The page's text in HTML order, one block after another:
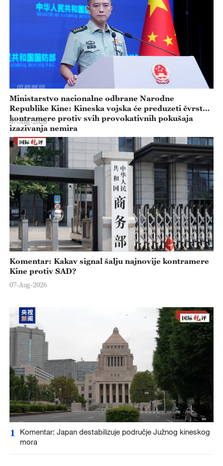
Ministarstvo nacionalne odbrane Narodne
Republike Kine: Kineska vojska će preduzeti čvrste
kontramere protiv svih provokativnih pokušaja
izazivanja nemira
07-Aug-2026
Komentar: Kakav signal šalju najnovije kontramere
Kine protiv SAD?
07-Aug-2026
1
Komentar: Japan destabilizuje područje Južnog kineskog
mora